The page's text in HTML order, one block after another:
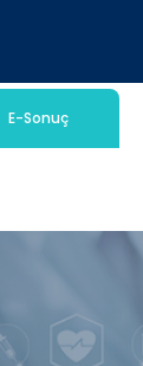
E-Sonuç